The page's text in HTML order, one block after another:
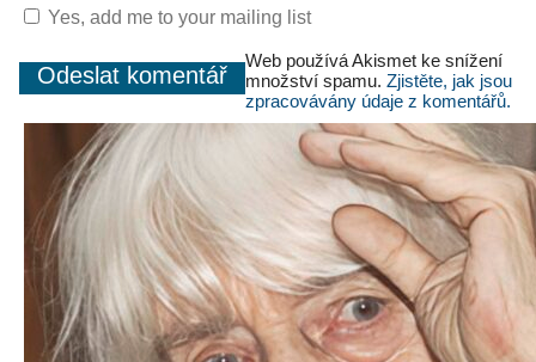
Yes, add me to your mailing list
Web používá Akismet ke snížení
množství spamu. Zjistěte, jak jsou
zpracovávány údaje z komentářů.